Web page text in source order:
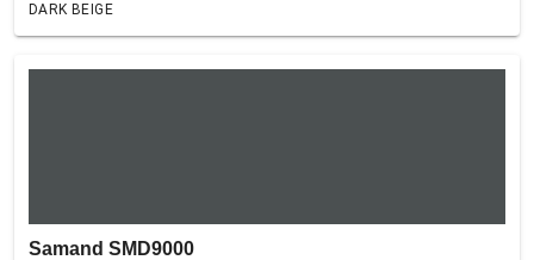
DARK BEIGE
Samand SMD9000